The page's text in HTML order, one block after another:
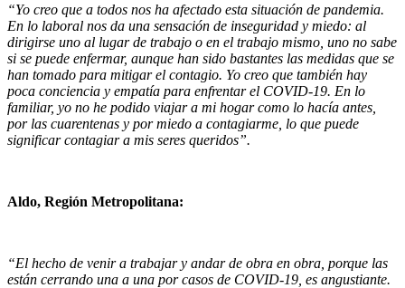
“Yo creo que a todos nos ha afectado esta situación de pandemia.
En lo laboral nos da una sensación de inseguridad y miedo: al
dirigirse uno al lugar de trabajo o en el trabajo mismo, uno no sabe
si se puede enfermar, aunque han sido bastantes las medidas que se
han tomado para mitigar el contagio. Yo creo que también hay
poca conciencia y empatía para enfrentar el COVID-19. En lo
familiar, yo no he podido viajar a mi hogar como lo hacía antes,
por las cuarentenas y por miedo a contagiarme, lo que puede
significar contagiar a mis seres queridos”.
Aldo, Región Metropolitana:
“El hecho de venir a trabajar y andar de obra en obra, porque las
están cerrando una a una por casos de COVID-19, es angustiante.